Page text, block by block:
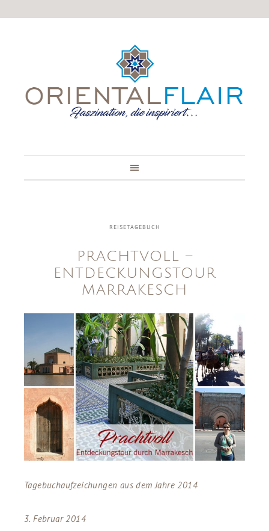
REISETAGEBUCH
PRACHTVOLL –
ENTDECKUNGSTOUR
MARRAKESCH
Tagebuchaufzeichungen aus dem Jahre 2014
3. Februar 2014